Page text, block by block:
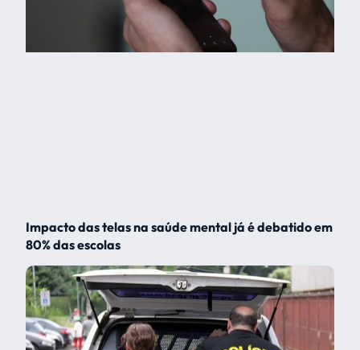
Impacto das telas na saúde mental já é debatido em
80% das escolas